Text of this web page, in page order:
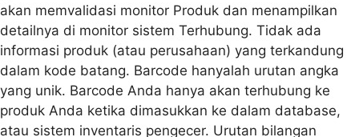
akan memvalidasi monitor Produk dan menampilkan
detailnya di monitor sistem Terhubung. Tidak ada
informasi produk (atau perusahaan) yang terkandung
dalam kode batang. Barcode hanyalah urutan angka
yang unik. Barcode Anda hanya akan terhubung ke
produk Anda ketika dimasukkan ke dalam database,
atau sistem inventaris pengecer. Urutan bilangan